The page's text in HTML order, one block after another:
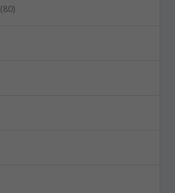
(80)